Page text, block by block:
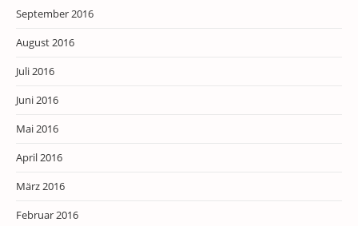
September 2016
August 2016
Juli 2016
Juni 2016
Mai 2016
April 2016
März 2016
Februar 2016